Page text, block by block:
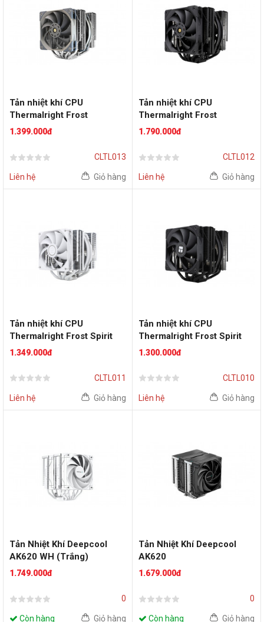
Tản nhiệt khí CPU
Thermalright Frost
Commander 140
1.399.000đ
CLTL013
Liên hệ Giỏ hàng
Tản nhiệt khí CPU
Thermalright Frost
Commander 140 Black
1.790.000đ
CLTL012
Liên hệ Giỏ hàng
Tản nhiệt khí CPU
Thermalright Frost Spirit
140 White V3
1.349.000đ
CLTL011
Liên hệ Giỏ hàng
Tản nhiệt khí CPU
Thermalright Frost Spirit
140 BLACK V3
1.300.000đ
CLTL010
Liên hệ Giỏ hàng
Tản Nhiệt Khí Deepcool
AK620 WH (Trắng)
1.749.000đ
0
Còn hàng Giỏ hàng
Tản Nhiệt Khí Deepcool
AK620
1.679.000đ
0
Còn hàng Giỏ hàng